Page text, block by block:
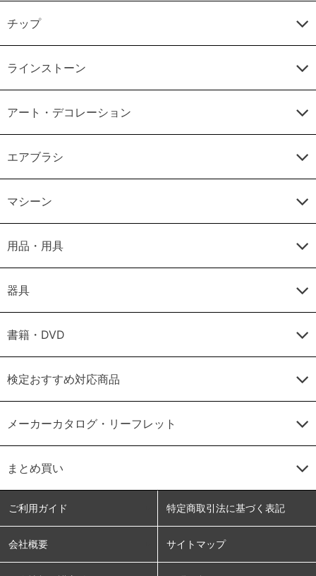
チップ
ラインストーン
アート・デコレーション
エアブラシ
マシーン
用品・用具
器具
書籍・DVD
検定おすすめ対応商品
メーカーカタログ・リーフレット
まとめ買い
ご利用ガイド 特定商取引法に基づく表記
会社概要 サイトマップ